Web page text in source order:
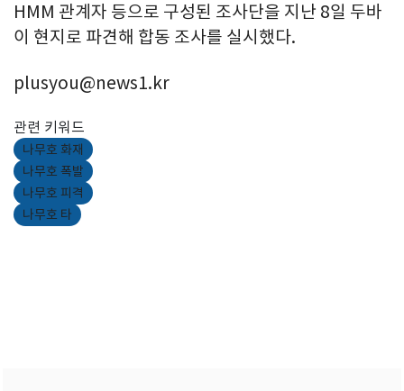
HMM 관계자 등으로 구성된 조사단을 지난 8일 두바
이 현지로 파견해 합동 조사를 실시했다.
plusyou@news1.kr
관련 키워드
나무호 화재
나무호 폭발
나무호 피격
나무호 타